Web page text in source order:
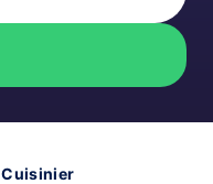
Cuisinier